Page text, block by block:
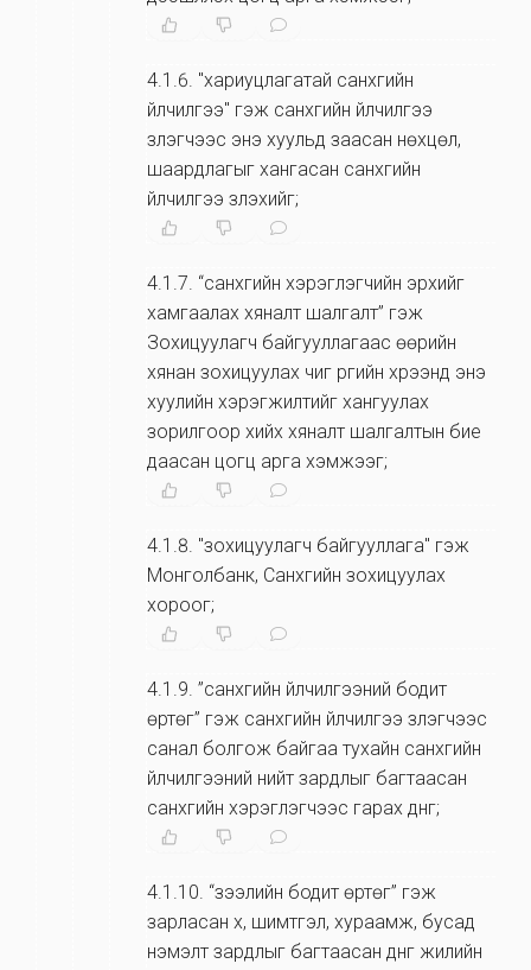
4.1.6. "хариуцлагатай санхүүгийн
үйлчилгээ" гэж санхүүгийн үйлчилгээ
үзүүлэгчээс энэ хуульд заасан нөхцөл,
шаардлагыг хангасан санхүүгийн
үйлчилгээ үзүүлэхийг;
4.1.7. “санхүүгийн хэрэглэгчийн эрхийг
хамгаалах хяналт шалгалт” гэж
Зохицуулагч байгууллагаас өөрийн
хянан зохицуулах чиг үүргийн хүрээнд энэ
хуулийн хэрэгжилтийг хангуулах
зорилгоор хийх хяналт шалгалтын бие
даасан цогц арга хэмжээг;
4.1.8. "зохицуулагч байгууллага" гэж
Монголбанк, Санхүүгийн зохицуулах
хороог;
4.1.9. ”санхүүгийн үйлчилгээний бодит
өртөг” гэж санхүүгийн үйлчилгээ үзүүлэгчээс
санал болгож байгаа тухайн санхүүгийн
үйлчилгээний нийт зардлыг багтаасан
санхүүгийн хэрэглэгчээс гарах дүнг;
4.1.10. “зээлийн бодит өртөг” гэж
зарласан хүү, шимтгэл, хураамж, бусад
нэмэлт зардлыг багтаасан дүнг жилийн